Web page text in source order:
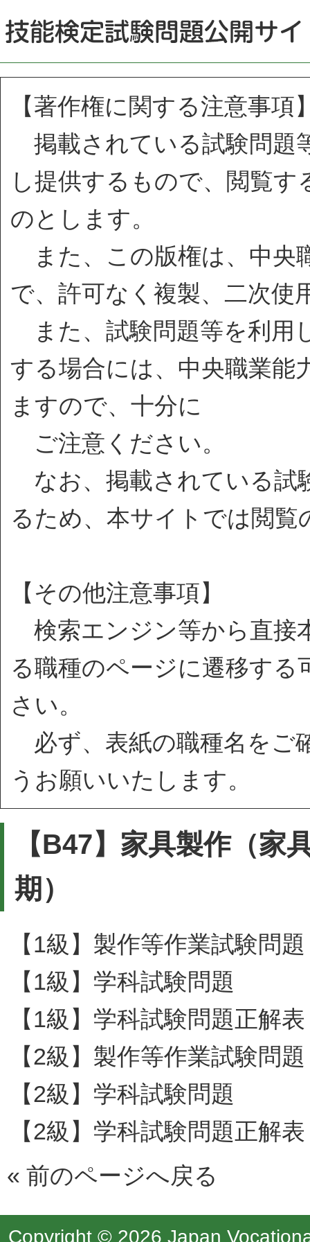
【著作権に関する注意事項
掲載されている試験問題
し提供するもので、閲覧
のとします。
また、この版権は、中央
で、許可なく複製、二次使
また、試験問題等を利用
する場合には、中央職業能
ますので、十分に
ご注意ください。
なお、掲載されている試
るため、本サイトでは閲
【その他注意事項】
検索エンジン等から直接
る職種のページに遷移す
さい。
必ず、表紙の職種名をご
うお願いいたします。
【B47】家具製作（家
期）
【1級】製作等作業試験問題
【1級】学科試験問題
【1級】学科試験問題正解表
【2級】製作等作業試験問題
【2級】学科試験問題
【2級】学科試験問題正解表
« 前のページへ戻る
Copyright © 2026 Japan